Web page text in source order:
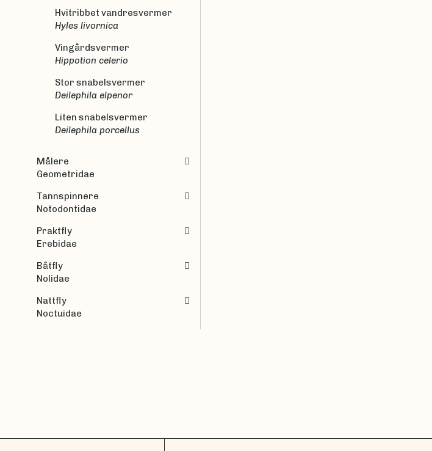
Hvitribbet vandresvermer
Hyles livornica
Vingårdsvermer
Hippotion celerio
Stor snabelsvermer
Deilephila elpenor
Liten snabelsvermer
Deilephila porcellus
Målere
Geometridae
Tannspinnere
Notodontidae
Praktfly
Erebidae
Båtfly
Nolidae
Nattfly
Noctuidae